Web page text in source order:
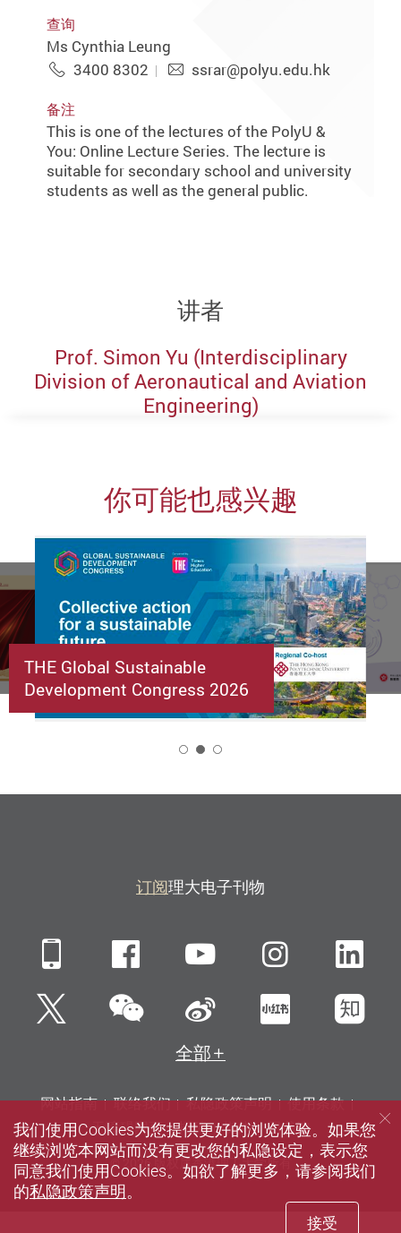
查询
Ms Cynthia Leung
3400 8302
ssrar@polyu.edu.hk
备注
This is one of the lectures of the PolyU &
You: Online Lecture Series. The lecture is
suitable for secondary school and university
students as well as the general public.
讲者
Prof. Simon Yu (Interdisciplinary
Division of Aeronautical and Aviation
Engineering)
你可能也感兴趣
THE Global Sustainable
Development Congress 2026
订阅理大电子刊物
Mobile FacebookYouTube
Twitter微信 新浪微博小红书知
全部
网站指南 联络我们 私隐政策声明
使用条款
无障碍网页
招聘 媒体 图书馆
© 2026 版权属香港理工大学所有
我们使用Cookies为您提供更好的浏览体验。如果您
继续浏览本网站而没有更改您的私隐设定，表示您
同意我们使用Cookies。如欲了解更多，请参阅我们
的私隐政策声明。
接受